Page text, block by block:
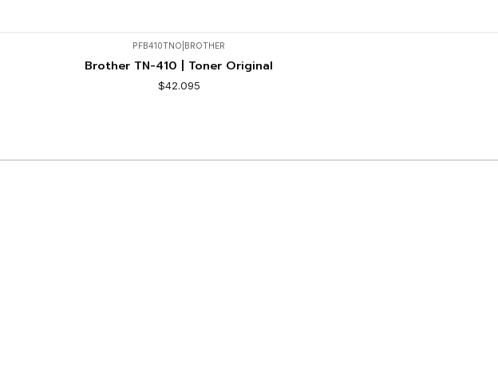
PFB410TNO BROTHER
Brother TN-410 | Toner Original
$42.095